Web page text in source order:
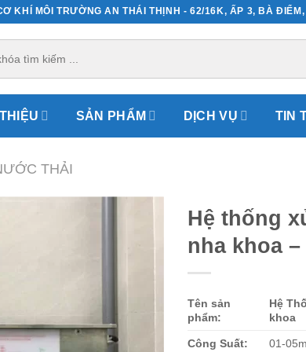
KHÍ MÔI TRƯỜNG AN THÁI THỊNH - 62/16K, ẤP 3, BÀ
SẢN PHẨM DỊCH VỤ TIN
THẢI
Hệ thống
nha khoa
Tên sản
phẩm:
Hệ
khoa
Công Suất: 01-